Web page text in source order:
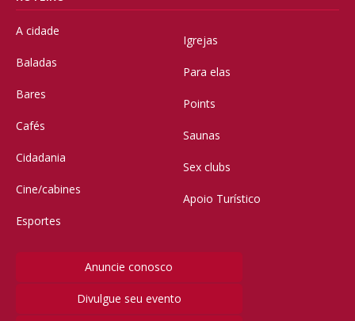
A cidade
Baladas
Bares
Cafés
Cidadania
Cine/cabines
Esportes
Igrejas
Para elas
Points
Saunas
Sex clubs
Apoio Turístico
Anuncie conosco
Divulgue seu evento